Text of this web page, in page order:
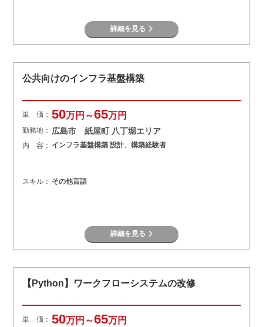
詳細を見る
公共向けのインフラ基盤構築
単 価： 50万円～65万円
勤務地： 広島市 紙屋町 八丁堀エリア
内 容： インフラ基盤構築 設計、構築経験者
スキル： その他言語
詳細を見る
【Python】ワークフローシステムの改修
単 価： 50万円～65万円